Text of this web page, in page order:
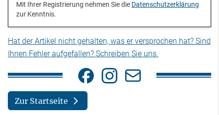
Mit Ihrer Registrierung nehmen Sie die Datenschutzerklärung
zur Kenntnis.
Hat der Artikel nicht gehalten, was er versprochen hat? Sind
Ihnen Fehler aufgefallen? Schreiben Sie uns.
Zur Startseite